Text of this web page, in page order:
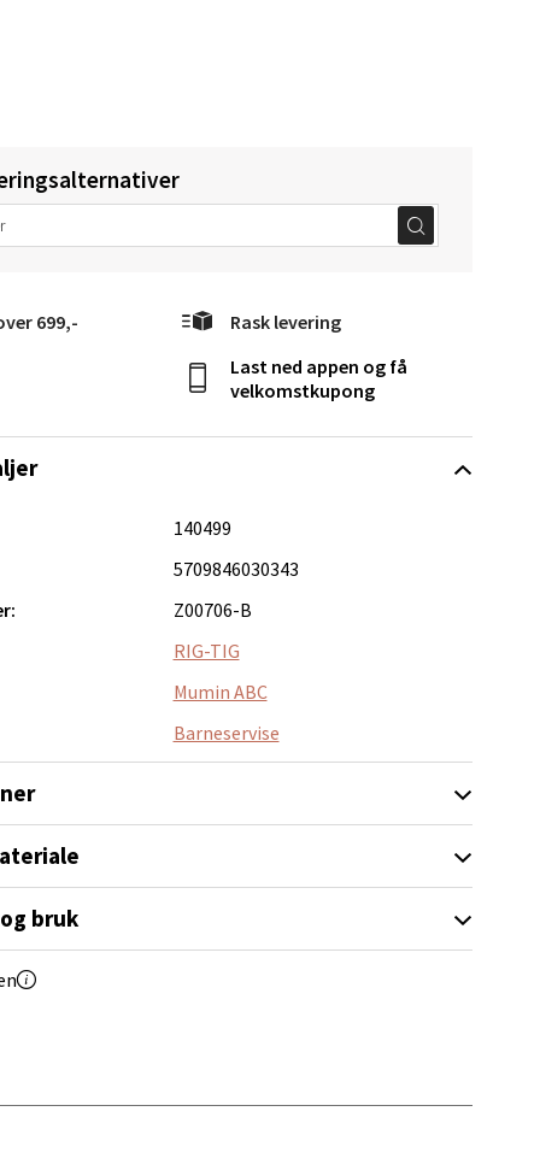
699,- Rask levering
Last ned appen og få
velkomstkupong
140499
5709846030343
Z00706-B
RIG-TIG
Mumin ABC
Barneservise
bruk